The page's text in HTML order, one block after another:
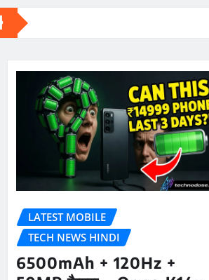
LATEST MOBILE
TECH NEWS HINDI
6500mAh + 120Hz +